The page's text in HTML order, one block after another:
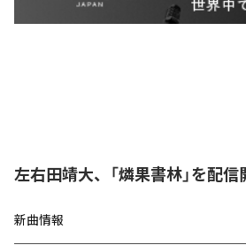
左右田靖大、「燐果書林」を配信
新曲情報